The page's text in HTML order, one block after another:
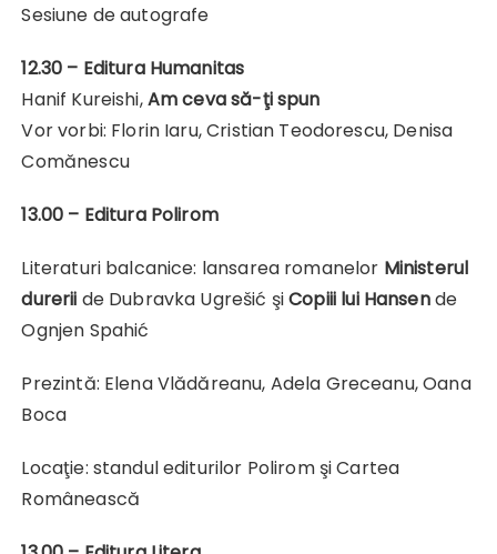
Sesiune de autografe
12.30 – Editura Humanitas
Hanif Kureishi,Am ceva să-ţi spun
Vor vorbi: Florin Iaru, Cristian Teodorescu, Denisa
Comănescu
13.00 – Editura Polirom
Literaturi balcanice: lansarea romanelor Ministerul
durerii de Dubravka Ugrešić şiCopiii lui Hansende
Ognjen Spahić
Prezintă: Elena Vlădăreanu, Adela Greceanu, Oana
Boca
Locaţie: standul editurilor Polirom şi Cartea
Românească